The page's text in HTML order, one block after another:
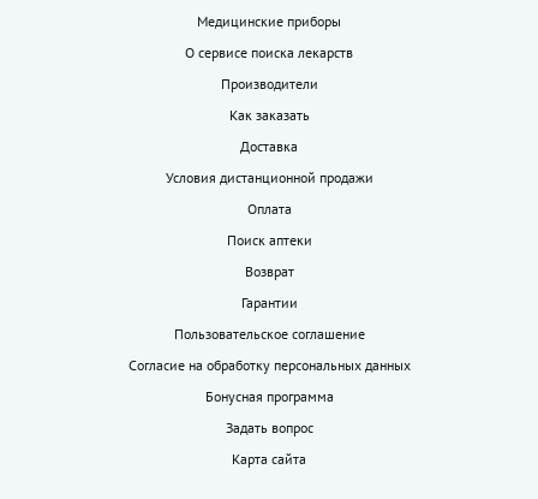
Медицинские приборы
О сервисе поиска лекарств
Производители
Как заказать
Доставка
Условия дистанционной продажи
Оплата
Поиск аптеки
Возврат
Гарантии
Пользовательское соглашение
Согласие на обработку персональных данных
Бонусная программа
Задать вопрос
Карта сайта